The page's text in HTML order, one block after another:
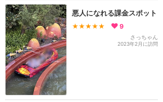
悪人になれる課金スポット
★★★★★ 9
さっちゃん
2023年2月に訪問